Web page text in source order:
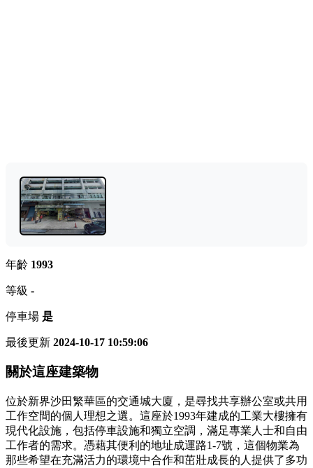
年齡 1993
等級 -
停車場 是
最後更新 2024-10-17 10:59:06
關於這座建築物
位於新界沙田繁華區的交通城大廈，是尋找共享辦公室或共用
工作空間的個人理想之選。這座於1993年建成的工業大樓擁有
現代化設施，包括停車設施和獨立空調，滿足專業人士和自由
工作者的需求。憑藉其便利的地址成運路1-7號，這個物業為
那些希望在充滿活力的環境中合作和茁壯成長的人提供了多功